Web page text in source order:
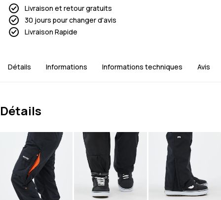
Livraison et retour gratuits
30 jours pour changer d'avis
Livraison Rapide
Détails Informations Informations techniques Avis
Détails